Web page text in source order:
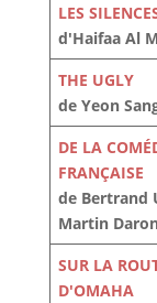
LES
d'Haifaa Al
THE UGLY
de Yeon
DE LA
FRANÇAISE
de Bertrand
Martin
SUR LA
D'OMAHA